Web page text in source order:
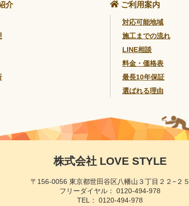
介 ご利用案内
対応可能地域
施工までの流れ
LINE相談
料金・価格表
最長10年保証
選ばれる理由
株式会社 LOVE STYLE
〒156-0056 東京都世田谷区八幡山３丁目２２−２５
フリーダイヤル： 0120-494-978
TEL： 0120-494-978